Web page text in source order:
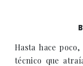
Hasta hace
técnico que